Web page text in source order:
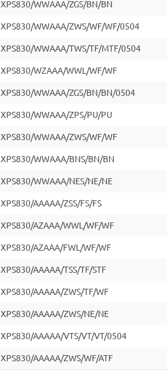
XPS830/WWAAA/ZGS/BN/BN
XPS830/WWAAA/ZWS/WF/WF/0504
XPS830/WWAAA/TWS/TF/MTF/0504
XPS830/WZAAA/WWL/WF/WF
XPS830/WWAAA/ZGS/BN/BN/0504
XPS830/WWAAA/ZPS/PU/PU
XPS830/WWAAA/ZWS/WF/WF
XPS830/WWAAA/BNS/BN/BN
XPS830/WWAAA/NES/NE/NE
XPS830/AAAAA/ZSS/FS/FS
XPS830/AZAAA/WWL/WF/WF
XPS830/AZAAA/FWL/WF/WF
XPS830/AAAAA/TSS/TF/STF
XPS830/AAAAA/ZWS/TF/WF
XPS830/AAAAA/ZWS/NE/NE
XPS830/AAAAA/VTS/VT/VT/0504
XPS830/AAAAA/ZWS/WF/ATF